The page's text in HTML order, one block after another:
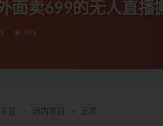
面卖699的无人直
595